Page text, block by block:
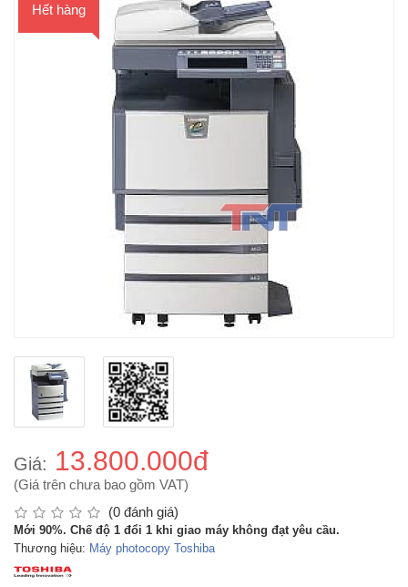
Hết hàng
Giá: 13.800.000đ
(Giá trên chưa bao gồm VAT)
(0 đánh giá)
Mới 90%. Chế độ 1 đổi 1 khi giao máy không đạt yêu cầu.
Thương hiệu: Máy photocopy Toshiba